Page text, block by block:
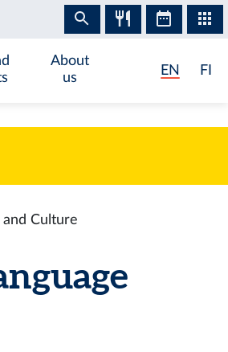
About
us
EN FI
and Culture